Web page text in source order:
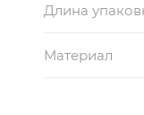
Длина
Материал